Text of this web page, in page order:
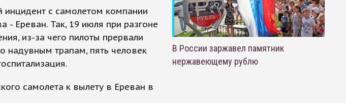
инцидент с самолетом компании
Ереван. Так, 19 июля при разгоне
из-за чего пилоты прервали
надувным трапам, пять человек
самолета к вылету в Ереван в
В России заржавел памятник
нержавеющему рублю